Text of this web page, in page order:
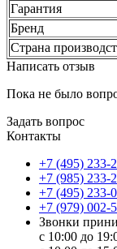
Гарантия
Бренд
Страна
Написать отзыв
Пока не было
Задать вопрос
Контакты
+7 (495) 233-
+7 (985) 233-
+7 (495) 233-
+7 (979) 002-
Звонки
с 10:00 до